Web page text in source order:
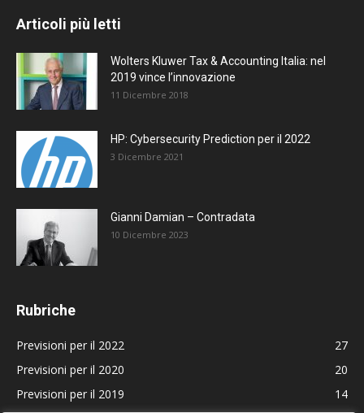
Articoli più letti
Wolters Kluwer Tax & Accounting Italia: nel
2019 vince l’innovazione
11 Dicembre 2018
HP: Cybersecurity Prediction per il 2022
3 Dicembre 2021
Gianni Damian – Contradata
10 Dicembre 2023
Rubriche
Previsioni per il 2022
27
Previsioni per il 2020
20
Previsioni per il 2019
14